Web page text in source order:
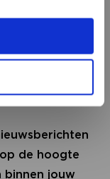
de hoogte
binnen jouw